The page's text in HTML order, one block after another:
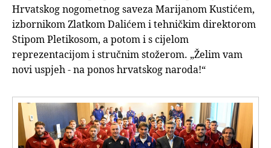
Hrvatskog nogometnog saveza Marijanom Kustićem,
izbornikom Zlatkom Dalićem i tehničkim direktorom
Stipom Pletikosom, a potom i s cijelom
reprezentacijom i stručnim stožerom. „Želim vam
novi uspjeh - na ponos hrvatskog naroda!“